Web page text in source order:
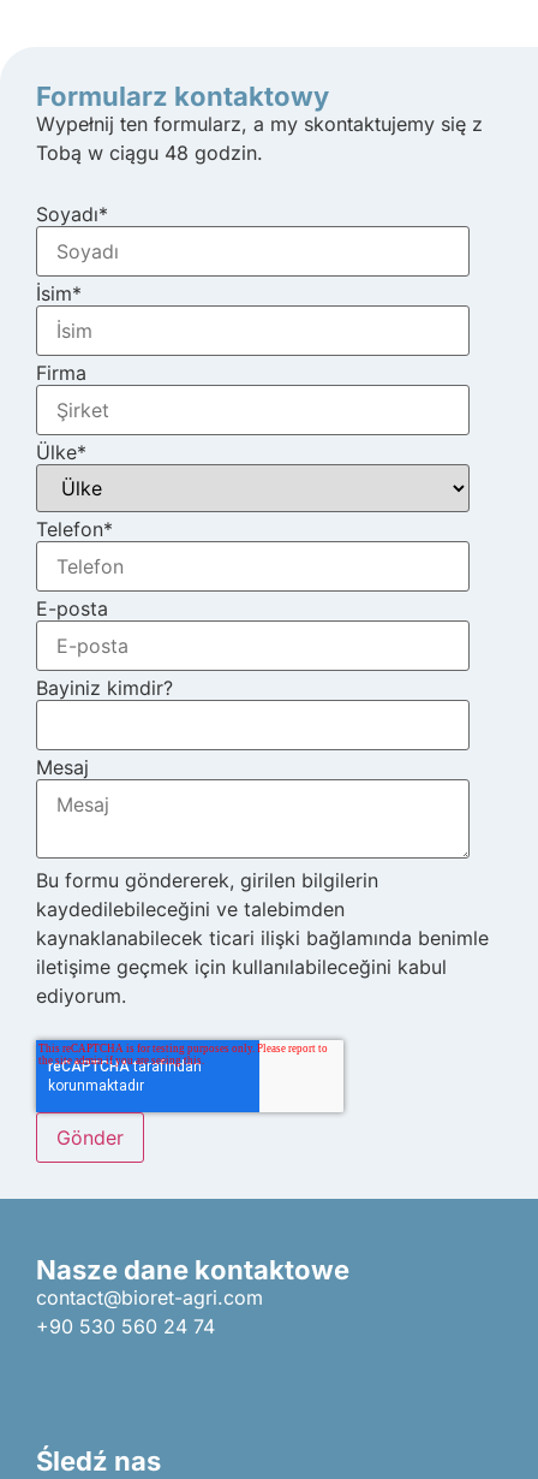
Nasze dane kontaktowe
contact@bioret-agri.com
+90 530 560 24 74
Śledź nas
Formularz kontaktowy
Wypełnij ten formularz, a my skontaktujemy się z
Tobą w ciągu 48 godzin.
Soyadı*
İsim*
Firma
Ülke*
Telefon*
E-posta
Bayiniz kimdir?
Mesaj
Bu formu göndererek, girilen bilgilerin
kaydedilebileceğini ve talebimden
kaynaklanabilecek ticari ilişki bağlamında benimle
iletişime geçmek için kullanılabileceğini kabul
ediyorum.